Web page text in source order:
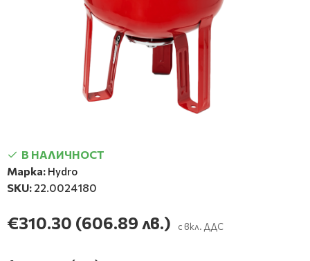
В НАЛИЧНОСТ
Марка: Hydro
SKU: 22.0024180
€310.30 (606.89 лв.) с вкл. ДДС